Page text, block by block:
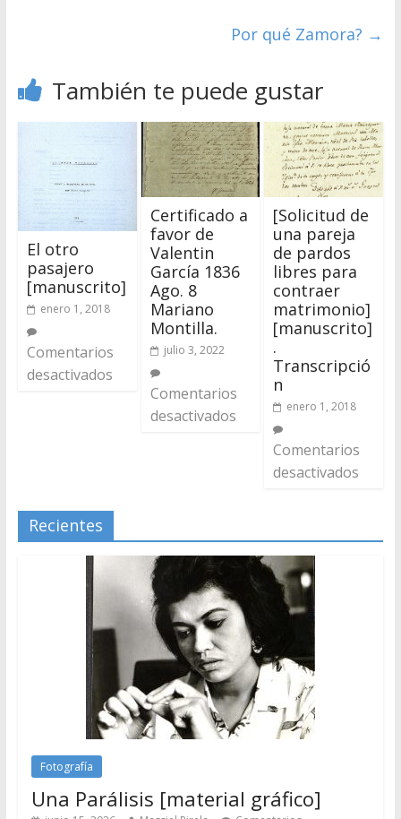
Por qué Zamora? →
También te puede gustar
El otro
pasajero
[manuscrito]
enero 1, 2018
Comentarios
desactivados
Certificado a
favor de
Valentin
García 1836
Ago. 8
Mariano
Montilla.
julio 3, 2022
Comentarios
desactivados
[Solicitud de
una pareja
de pardos
libres para
contraer
matrimonio]
[manuscrito]
.
Transcripció
n
enero 1, 2018
Comentarios
desactivados
Recientes
Fotografía
Una Parálisis [material gráfico]